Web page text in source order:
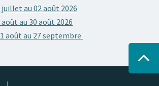
juillet au 02 août 2026
août au 30 août 2026
août au 27 septembre